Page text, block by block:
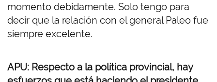
momento debidamente. Solo tengo para
decir que la relación con el general Paleo fue
siempre excelente.
APU: Respecto a la política provincial, hay